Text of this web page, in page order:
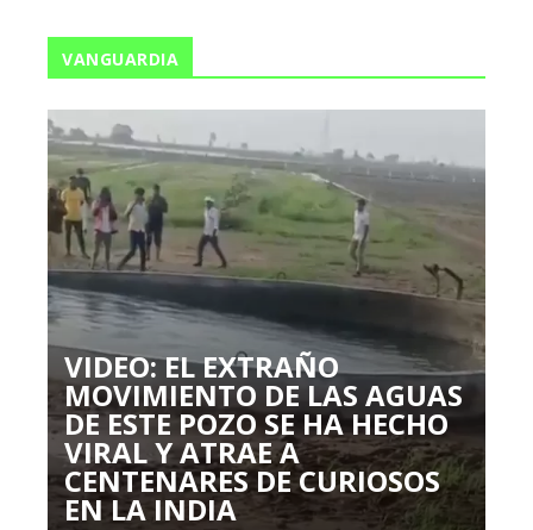
VANGUARDIA
VIDEO: EL EXTRAÑO
MOVIMIENTO DE LAS AGUAS
DE ESTE POZO SE HA HECHO
VIRAL Y ATRAE A
CENTENARES DE CURIOSOS
EN LA INDIA